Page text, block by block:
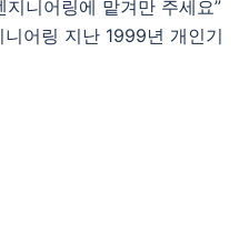
지니어링에 맡겨만 주세요”
어링 지난 1999년 개인기